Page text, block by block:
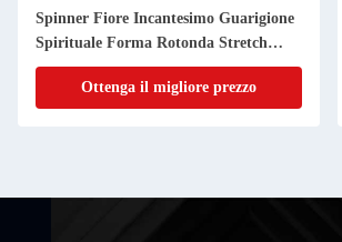
Spinner Fiore Incantesimo Guarigione
Spirituale Forma Rotonda Stretch
Bead Bracelet
Ottenga il migliore prezzo